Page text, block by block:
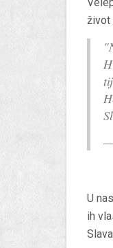
život
—
U
ih